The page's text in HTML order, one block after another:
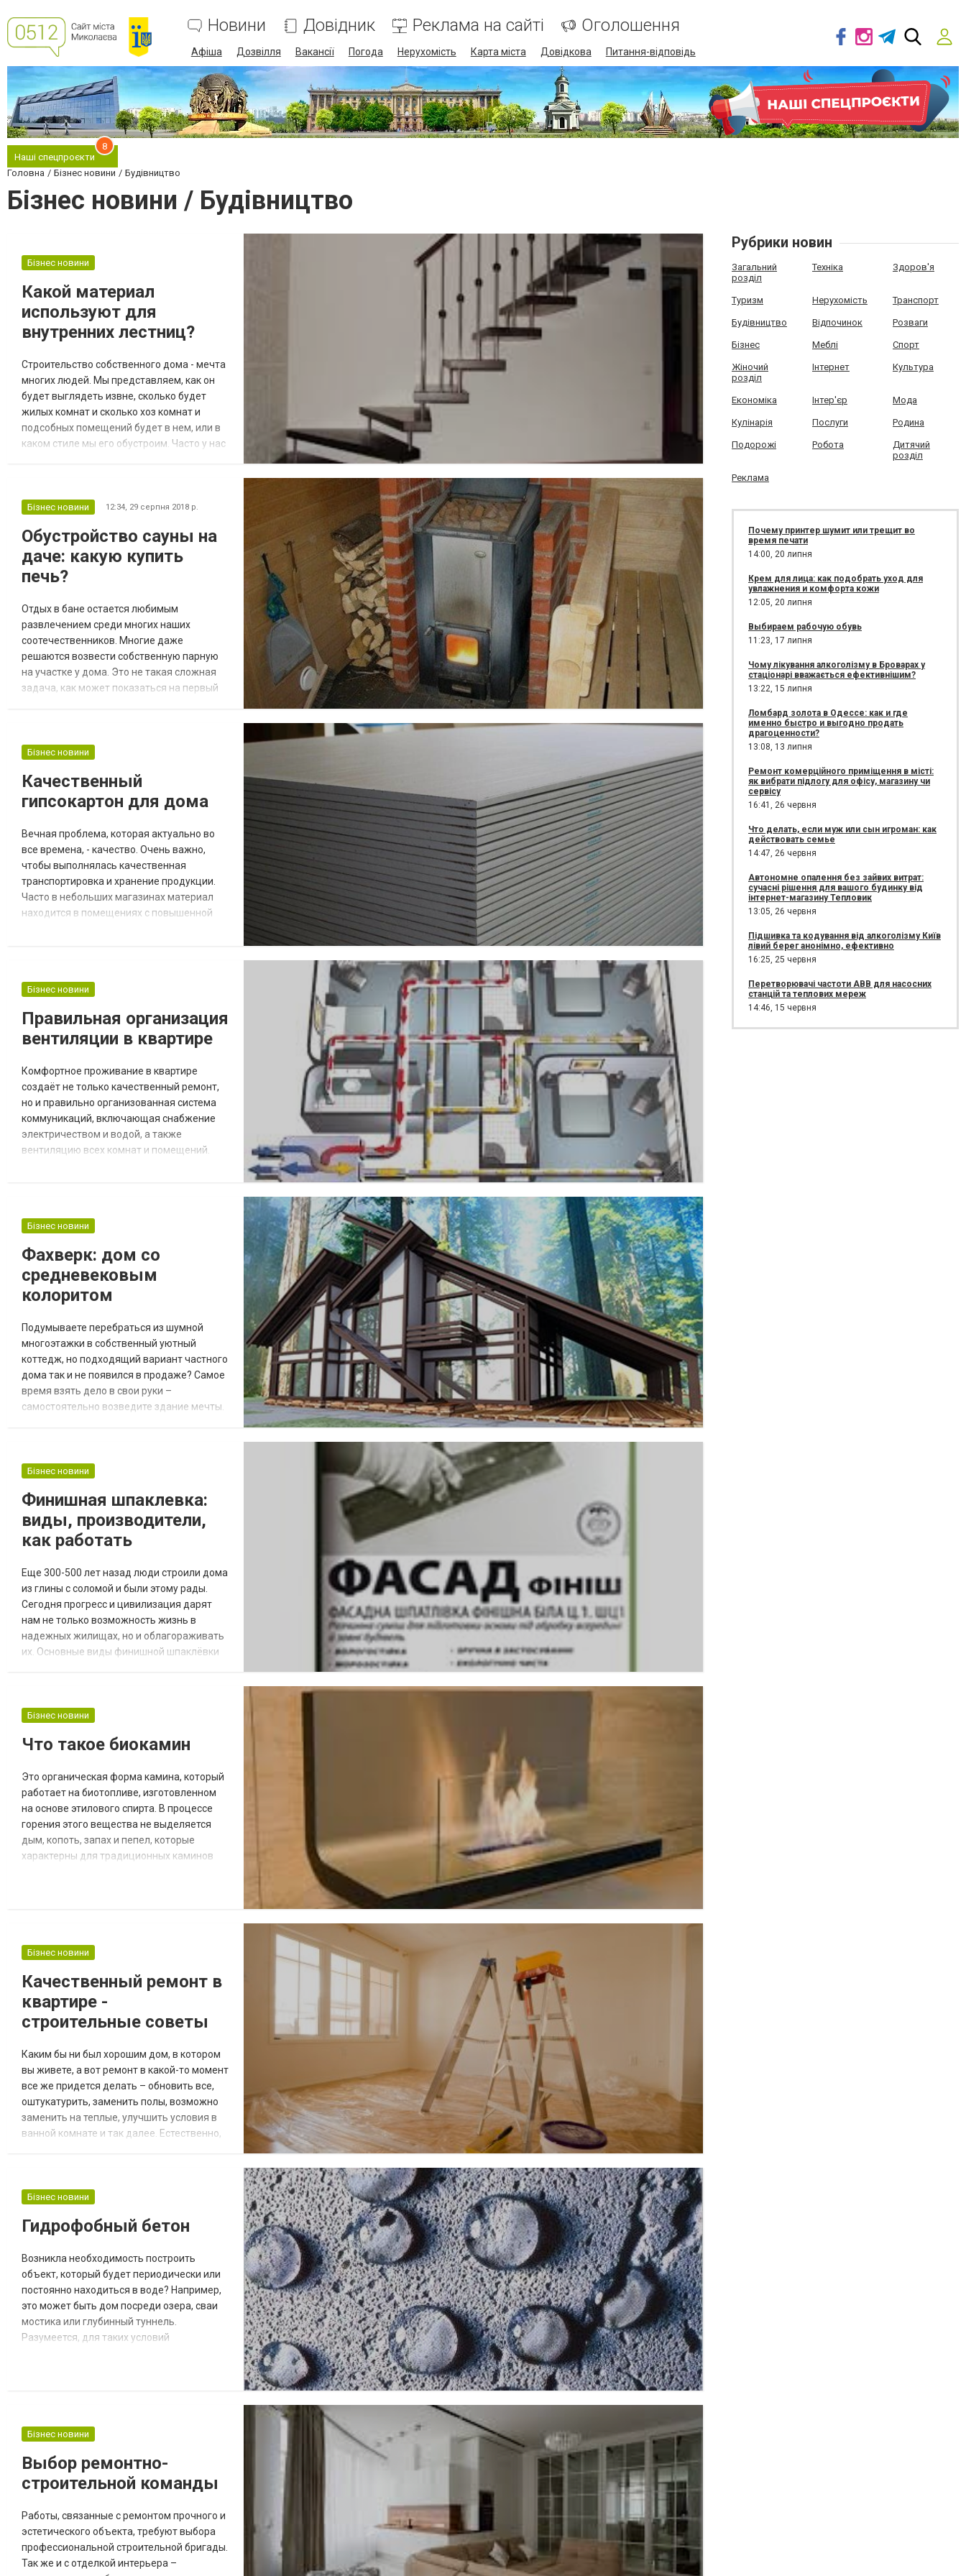
Новини Довідник Реклама на сайті Оголошення
Афіша Дозвілля Вакансії Погода Нерухомість Карта міста Довідкова Питання-відповідь
Наші спецпроєкти
8
Головна Бізнес новини Будівництво
Бізнес новини / Будівництво
Бізнес новини
Какой материал
используют для
внутренних лестниц?
Строительство собственного дома - мечта
многих людей. Мы представляем, как он
будет выглядеть извне, сколько будет
жилых комнат и сколько хоз комнат и
подсобных помещений будет в нем, или в
каком стиле мы его обустроим. Часто у нас
на задний план, но времена, когда
функциональный предмет для поднятия
на...
Бізнес новини 12:34, 29 серпня 2018 р.
Обустройство сауны на
даче: какую купить
печь?
Отдых в бане остается любимым
развлечением среди многих наших
соотечественников. Многие даже
решаются возвести собственную парную
на участке у дома. Это не такая сложная
задача, как может показаться на первый
оснащение, чтобы эксплуатация была
Это основное оборудование, которое
требуется для работы бани. Купи...
Бізнес новини
Качественный
гипсокартон для дома
Вечная проблема, которая актуально во
все времена, - качество. Очень важно,
чтобы выполнялась качественная
транспортировка и хранение продукции.
Часто в небольших магазинах материал
находится в помещениях с повышенной
испытаний способен превратиться в тыкву,
затем получать и...
Бізнес новини
Правильная организация
вентиляции в квартире
Комфортное проживание в квартире
создаёт не только качественный ремонт,
но и правильно организованная система
коммуникаций, включающая снабжение
электричеством и водой, а также
вентиляцию всех комнат и помещений.
воздухообмен в городской квартире.
Наша компания установит
вентиляционную систему, максимально
подходящую для ваш...
Бізнес новини
Фахверк: дом со
средневековым
колоритом
Подумываете перебраться из шумной
многоэтажки в собственный уютный
коттедж, но подходящий вариант частного
дома так и не появился в продаже? Самое
время взять дело в свои руки –
самостоятельно возведите здание мечты.
прибегнуть к технологии фахверк.
сейчас она приобретает большую
популярность. Переходите на сай...
Бізнес новини
Финишная шпаклевка:
виды, производители,
как работать
Еще 300-500 лет назад люди строили дома
из глины с соломой и были этому рады.
Сегодня прогресс и цивилизация дарят
нам не только возможность жизнь в
надежных жилищах, но и облагораживать
их. Основные виды финишной шпаклёвки
краска, как держатся обои, проявляются ли
финишную шпаклёвку вы получите
Бізнес новини
Что такое биокамин
Это органическая форма камина, который
работает на биотопливе, изготовленном
на основе этилового спирта. В процессе
горения этого вещества не выделяется
дым, копоть, запах и пепел, которые
характерны для традиционных каминов
на биотопливе в помещениях, где нет
Бізнес новини
Качественный ремонт в
квартире -
строительные советы
Каким бы ни был хорошим дом, в котором
вы живете, а вот ремонт в какой-то момент
все же придется делать – обновить все,
оштукатурить, заменить полы, возможно
заменить на теплые, улучшить условия в
ванной комнате и так далее. Естественно,
будет прокладывать заново некоторые
спецов и не трогаем сами На первый
Бізнес новини
Гидрофобный бетон
Возникла необходимость построить
объект, который будет периодически или
постоянно находиться в воде? Например,
это может быть дом посреди озера, сваи
мостика или глубинный туннель.
Разумеется, для таких условий
beton. Компания Nurtau Group предлагает
Бізнес новини
Выбор ремонтно-
строительной команды
Работы, связанные с ремонтом прочного и
эстетического объекта, требуют выбора
профессиональной строительной бригады.
Так же и с отделкой интерьера –
Рубрики новин
Загальний
розділ
Техніка Здоров'я
Туризм Нерухомість Транспорт
Будівництво Відпочинок Розваги
Бізнес Меблі Спорт
Жіночий
розділ
Інтернет Культура
Економіка Інтер'єр Мода
Кулінарія Послуги Родина
Подорожі Робота
Дитячий
розділ
Реклама
Почему принтер шумит или трещит во
время печати
14:00, 20 липня
Крем для лица: как подобрать уход для
увлажнения и комфорта кожи
12:05, 20 липня
Выбираем рабочую обувь
11:23, 17 липня
Чому лікування алкоголізму в Броварах у
стаціонарі вважається ефективнішим?
13:22, 15 липня
Ломбард золота в Одессе: как и где
именно быстро и выгодно продать
драгоценности?
13:08, 13 липня
Ремонт комерційного приміщення в місті:
як вибрати підлогу для офісу, магазину чи
сервісу
16:41, 26 червня
Что делать, если муж или сын игроман: как
действовать семье
14:47, 26 червня
Автономне опалення без зайвих витрат:
сучасні рішення для вашого будинку від
інтернет-магазину Тепловик
13:05, 26 червня
Підшивка та кодування від алкоголізму Київ
лівий берег анонімно, ефективно
16:25, 25 червня
Перетворювачі частоти ABB для насосних
станцій та теплових мереж
14:46, 15 червня